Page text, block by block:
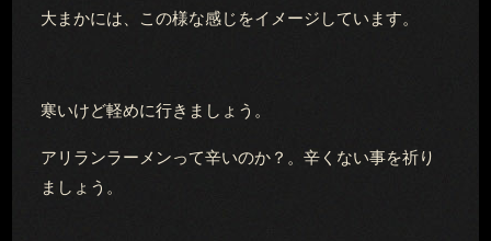
大まかには、この様な感じをイメージしています。
寒いけど軽めに行きましょう。
アリランラーメンって辛いのか？。辛くない事を祈り
ましょう。